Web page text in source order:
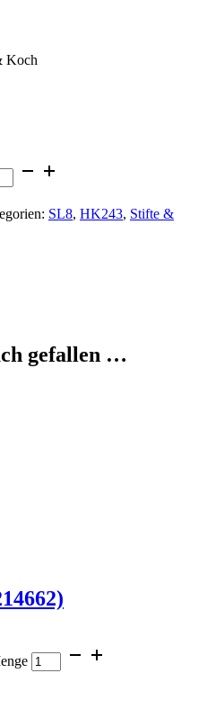
Koch
SL8, HK243, Stifte &
gefallen …